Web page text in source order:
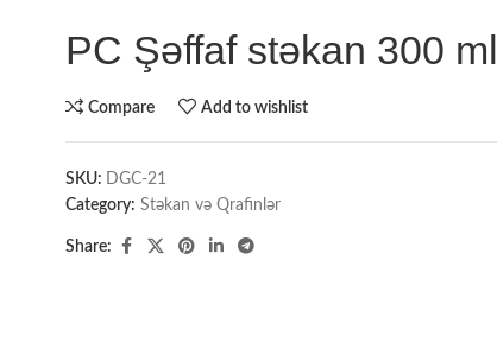
PC Şəffaf stəkan 300 ml
Compare Add to wishlist
SKU: DGC-21
Category: Stəkan və Qrafinlər
Share: